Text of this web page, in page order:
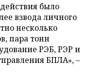
было
взвода личного
несколько
пара тонн
РЭБ, РЭР и
БПЛА», –